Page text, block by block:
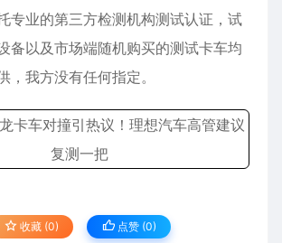
专业的第三方检测机构测试认证，试
备以及市场端随机购买的测试卡车均
，我方没有任何指定。
收藏 (0) 点赞 (0)